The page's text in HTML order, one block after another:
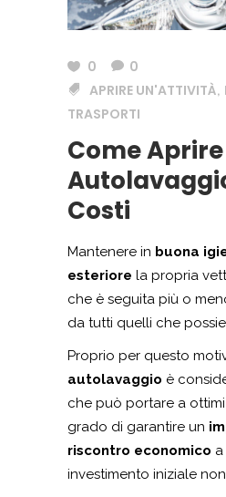
0
0
APRIRE UN'ATTIVITÀ,
TRASPORTI
Come
Costi
Mantenere in buona
esteriore la propria
che è seguita più o
da tutti quelli che
Proprio per questo
autolavaggio è
che può portare a
grado di garantire un
riscontro economico
investimento iniziale